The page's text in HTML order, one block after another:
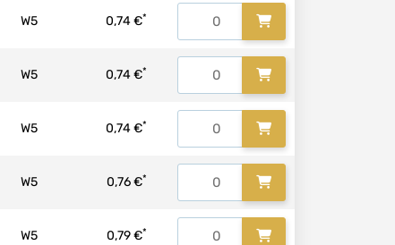
W5 0,74 €*
W5 0,74 €*
W5 0,74 €*
W5 0,76 €*
W5 0,79 €*